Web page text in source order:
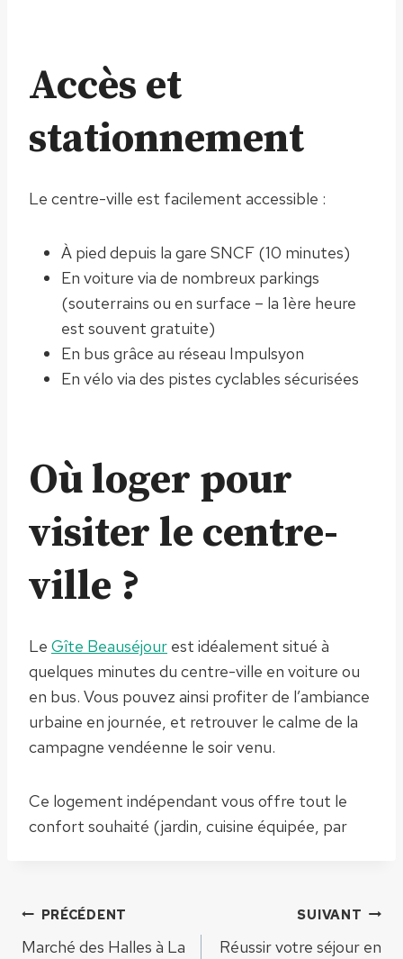
Accès et
stationnement
Le centre-ville est facilement accessible :
À pied depuis la gare SNCF (10 minutes)
En voiture via de nombreux parkings
(souterrains ou en surface – la 1ère heure
est souvent gratuite)
En bus grâce au réseau Impulsyon
En vélo via des pistes cyclables sécurisées
Où loger pour
visiter le centre-
ville ?
Le Gîte Beauséjour est idéalement situé à
quelques minutes du centre-ville en voiture ou
en bus. Vous pouvez ainsi profiter de l’ambiance
urbaine en journée, et retrouver le calme de la
campagne vendéenne le soir venu.
Ce logement indépendant vous offre tout le
confort souhaité (jardin, cuisine équipée, par
Navigation
PRÉCÉDENT
Marché des Halles à La
SUIVANT
Réussir votre séjour en